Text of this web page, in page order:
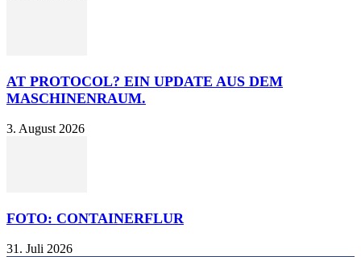
AT PROTOCOL? EIN UPDATE AUS DEM
MASCHINENRAUM.
3. August 2026
FOTO: CONTAINERFLUR
31. Juli 2026